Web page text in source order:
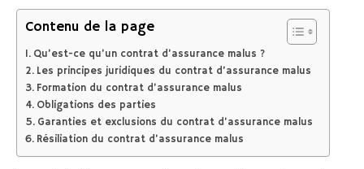
Contenu de la page
Qu’est-ce qu’un contrat d’assurance malus ?
Les principes juridiques du contrat d’assurance malus
Formation du contrat d’assurance malus
Obligations des parties
Garanties et exclusions du contrat d’assurance malus
Résiliation du contrat d’assurance malus